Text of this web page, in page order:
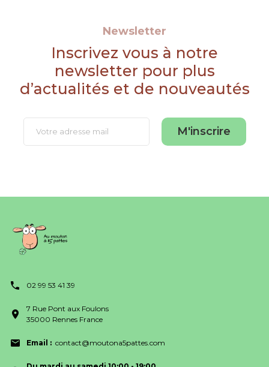
Newsletter
Inscrivez vous à notre
newsletter pour plus
d’actualités et de nouveautés
M'inscrire
02 99 53 41 39
7 Rue Pont aux Foulons
35000 Rennes France
Email : contact@moutona5pattes.com